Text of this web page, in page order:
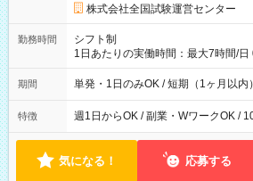
円の場合あり ・国家試験 7:00～
円（役割手当＋100円）×6時間＝日収
間】試用期間なし
株式会社全国試験運営センター
勤務時間
シフト制
1日あたりの実働時間：最大7時間/
間は 試験により異なります。
期間 単発・1日のみOK / 短期（1ヶ月以内）
特徴 週1日からOK / 副業・WワークOK /
気になる！ 応募する